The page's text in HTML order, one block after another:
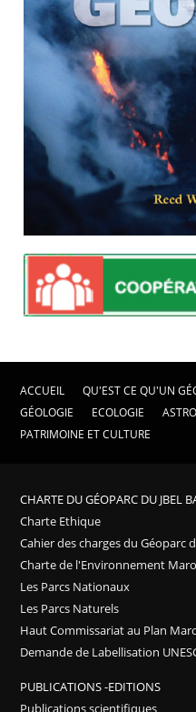
ACCUEIL QU'EST CE QU'UN
GÉOLOGIE
ECOLOGIE
PATRIMOINE ET CULTURE
CHARTE DU GÉOPARC DU JBEL
Charte Ethique
Cahier des charges du Géoparc
Charte de l'Environnement
Les Parcs Nationaux
Les Parcs Naturels
Haut Commissariat au Plan
Demande de Labellisation
PUBLICATIONS -EDITIONS
Publications scientifiques